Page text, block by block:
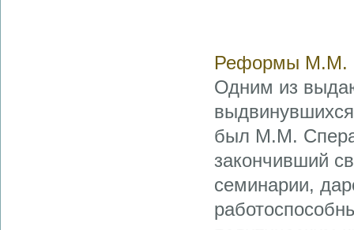
Реформы М.М.
Одним из
был М.М.
закончивший
семинарии,